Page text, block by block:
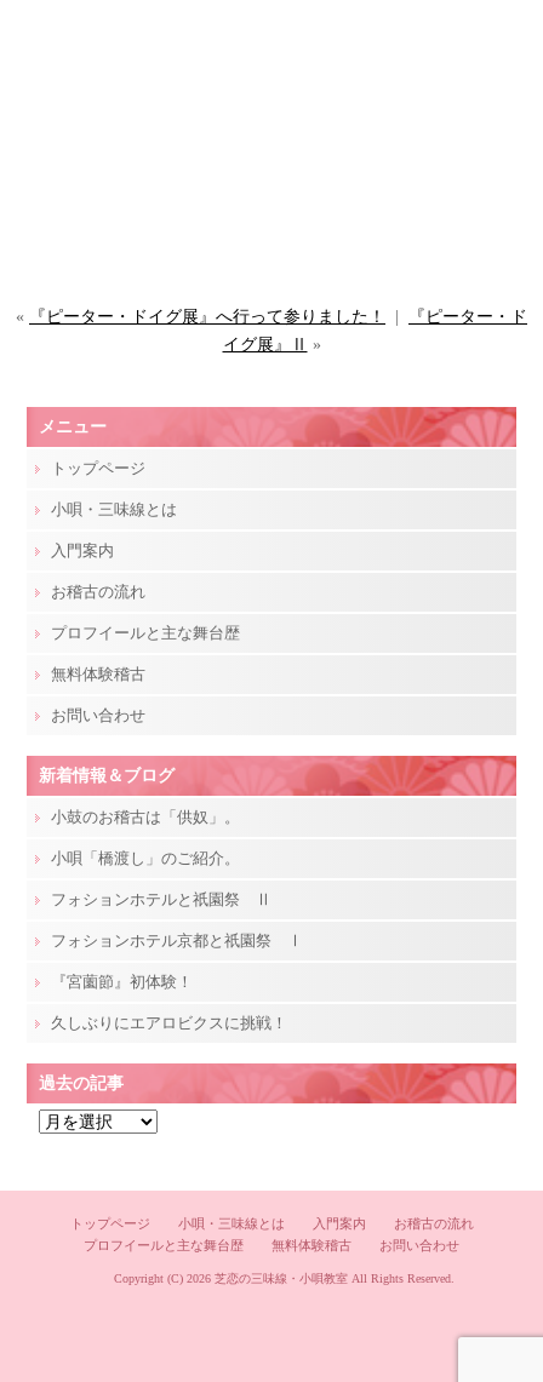
« 『ピーター・ドイグ展』へ行って参りました！
『ピーター・ド
イグ展』Ⅱ
»
メニュー
トップページ
小唄・三味線とは
入門案内
お稽古の流れ
プロフイールと主な舞台歴
無料体験稽古
お問い合わせ
新着情報＆ブログ
小鼓のお稽古は「供奴」。
小唄「橋渡し」のご紹介。
フォションホテルと祇園祭 Ⅱ
フォションホテル京都と祇園祭 Ⅰ
『宮薗節』初体験！
久しぶりにエアロビクスに挑戦！
過去の記事
トップページ 小唄・三味線とは 入門案内
お稽古の流れ
プロフイールと主な舞台歴
無料体験稽古 お問い合わせ
Copyright (C) 2026 芝恋の三味線・小唄教室All Rights Reserved.